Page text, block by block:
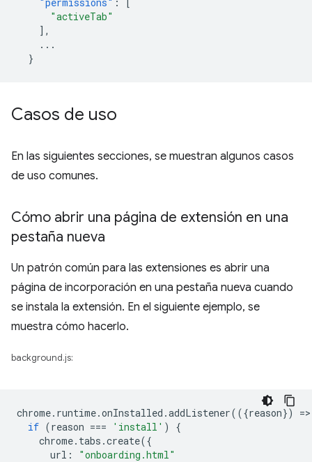
"activeTab"
],
...
}
Casos de uso
En las siguientes secciones, se muestran algunos casos
de uso comunes.
Cómo abrir una página de extensión en una
pestaña nueva
Un patrón común para las extensiones es abrir una
página de incorporación en una pestaña nueva cuando
se instala la extensión. En el siguiente ejemplo, se
muestra cómo hacerlo.
background.js:
chrome. runtime.onInstalled .addListener(({reason}) =>
if (reason === 'install' )
{
chrome. tabs .create({
url : "onboarding.html"